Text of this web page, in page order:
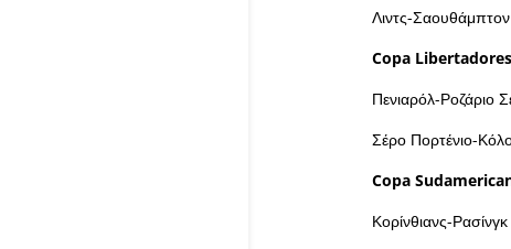
Λιντς-
Copa Libertadores
Πενιαρόλ-Ροζάριο
Σέρο Πορτένιο-
Copa
Κορίνθιανς-